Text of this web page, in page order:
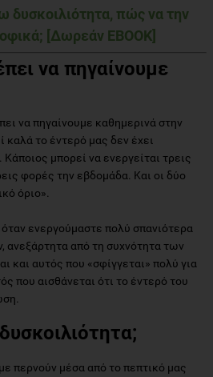
δυσκοιλιότητα, πώς να την
[Δωρεάν EBOOK]
να πηγαίνουμε
να πηγαίνουμε καθημερινά στην
καλά το έντερό μας δεν έχει
μπορεί να ενεργείται τρεις
φορές την εβδομάδα. Και οι δύο
όριο».
ενεργούμαστε πολύ σπανιότερα
ανεξάρτητα από τη συχνότητα των
και αυτός που «σφίγγεται» πολύ για
που αισθάνεται ότι το έντερό του
περνούν μέσα από το πεπτικό μας